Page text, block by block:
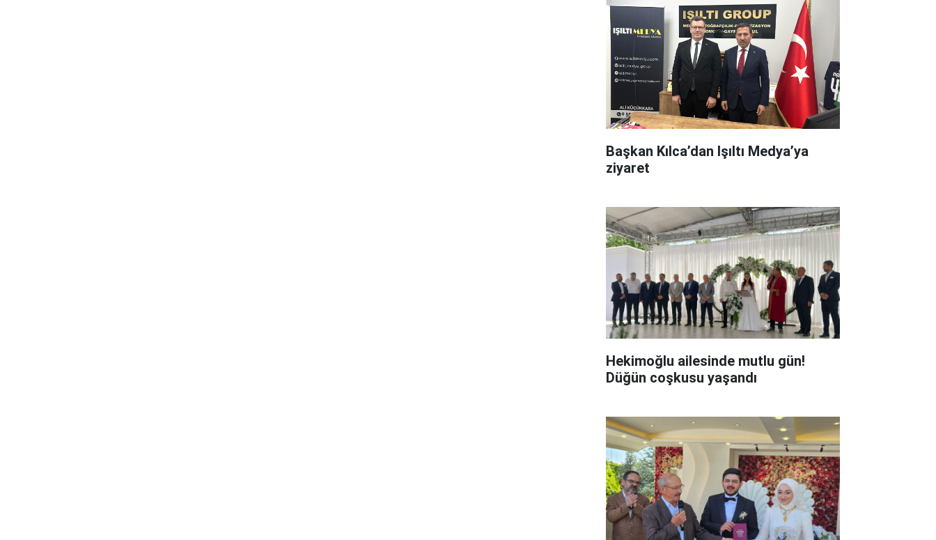
Başkan Kılca’dan Işıltı Medya’ya
ziyaret
Hekimoğlu ailesinde mutlu gün!
Düğün coşkusu yaşandı